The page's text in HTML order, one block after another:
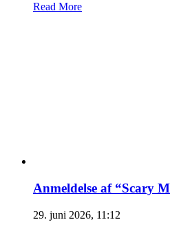
Read More
Anmeldelse af “Scary
29. juni 2026, 11:12